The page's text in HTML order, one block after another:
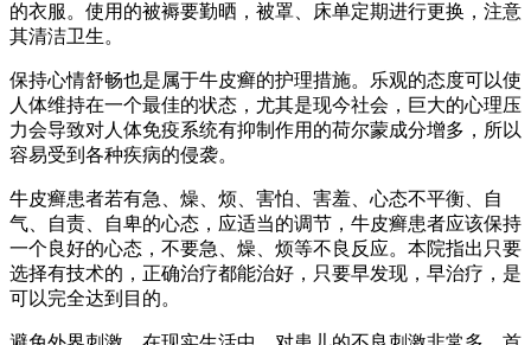
的衣服。使用的被褥要勤晒，被罩、床单定期进行更换，注意
其清洁卫生。
保持心情舒畅也是属于牛皮癣的护理措施。乐观的态度可以使
人体维持在一个最佳的状态，尤其是现今社会，巨大的心理压
力会导致对人体免疫系统有抑制作用的荷尔蒙成分增多，所以
容易受到各种疾病的侵袭。
牛皮癣患者若有急、燥、烦、害怕、害羞、心态不平衡、自
气、自责、自卑的心态，应适当的调节，牛皮癣患者应该保持
一个良好的心态，不要急、燥、烦等不良反应。本院指出只要
选择有技术的，正确治疗都能治好，只要早发现，早治疗，是
可以完全达到目的。